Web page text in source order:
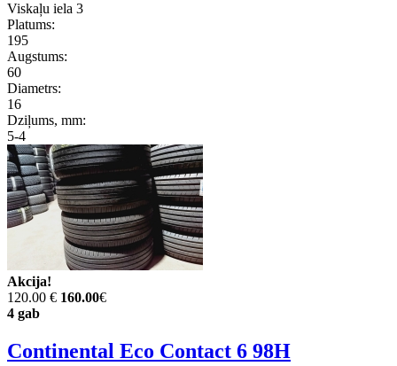
Viskaļu iela 3
Platums:
195
Augstums:
60
Diametrs:
16
Dziļums, mm:
5-4
Akcija!
120.00 € 160.00€
4 gab
Continental Eco Contact 6 98H